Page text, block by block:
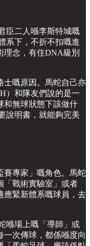
臣二人喺李斯特城嘅
系下，不折不扣嘅進
理念，有住DNA級別
士嘅原因。馬蛇自己亦
）和隊友們說的是一
和無球狀態下該做什
說明書，就能夠完美
賽專家」嘅角色。馬蛇
「戰術實驗室」或者
應緊新體系嘅球員，去
喺場上嘅「導師」或
一次傳球，都係喺度向